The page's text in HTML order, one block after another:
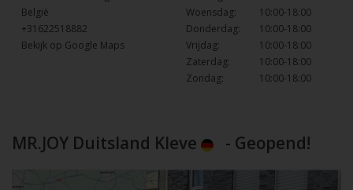
België
+31622518882
Bekijk op Google Maps
Woensdag:
10:00-18:00
Donderdag:
10:00-18:00
Vrijdag:
10:00-18:00
Zaterdag:
10:00-18:00
Zondag:
10:00-18:00
MR.JOY Duitsland Kleve - Geopend!